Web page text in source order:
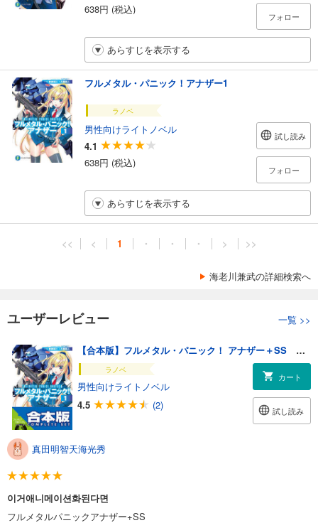
638円 (税込)
フォロー
あらすじを表示する
フルメタル・パニック！アナザー1
ラノベ
男性向けライトノベル
4.1
638円 (税込)
試し読み
フォロー
あらすじを表示する
<< < 1 ・ ・ ・ > >>
海老川兼武の詳細検索へ
ユーザーレビュー 一覧 >>
【合本版】フルメタル・パニック！ アナザー＋SS 全13巻
ラノベ
男性向けライトノベル
4.5
(2)
カート
試し読み
真田明智天海光秀
이거애니메이션화된다면
フルメタルパニックアナザー+SS